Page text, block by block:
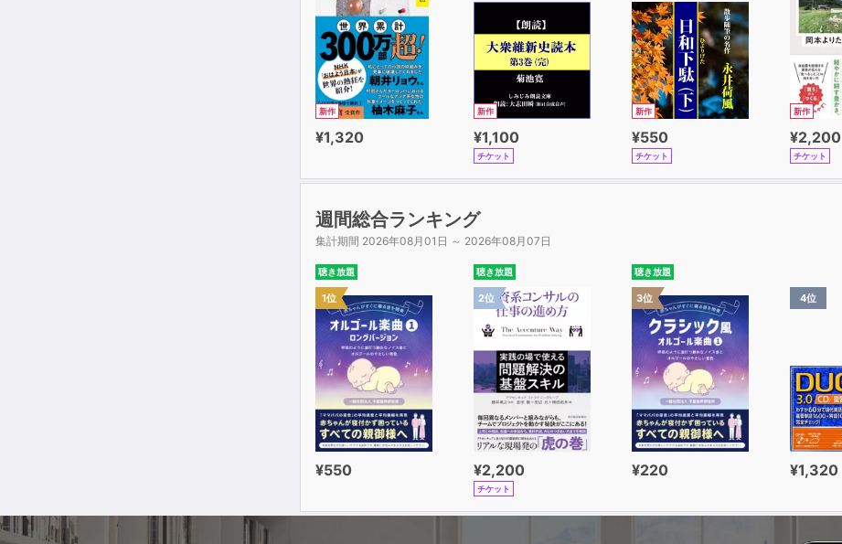
新作
¥1,320
新作
¥1,100
チケット
新作
¥550
チケット
新作
¥2,200
チケット
週間総合ランキング
集計期間 2026年08月01日 ～ 2026年08月07日
聴き放題
1位
¥550
聴き放題
2位
¥2,200
チケット
聴き放題
3位
¥220
4位
¥1,320